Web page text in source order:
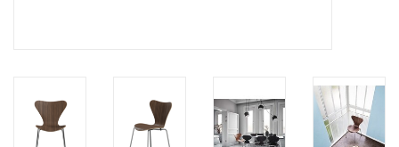
Gift cards